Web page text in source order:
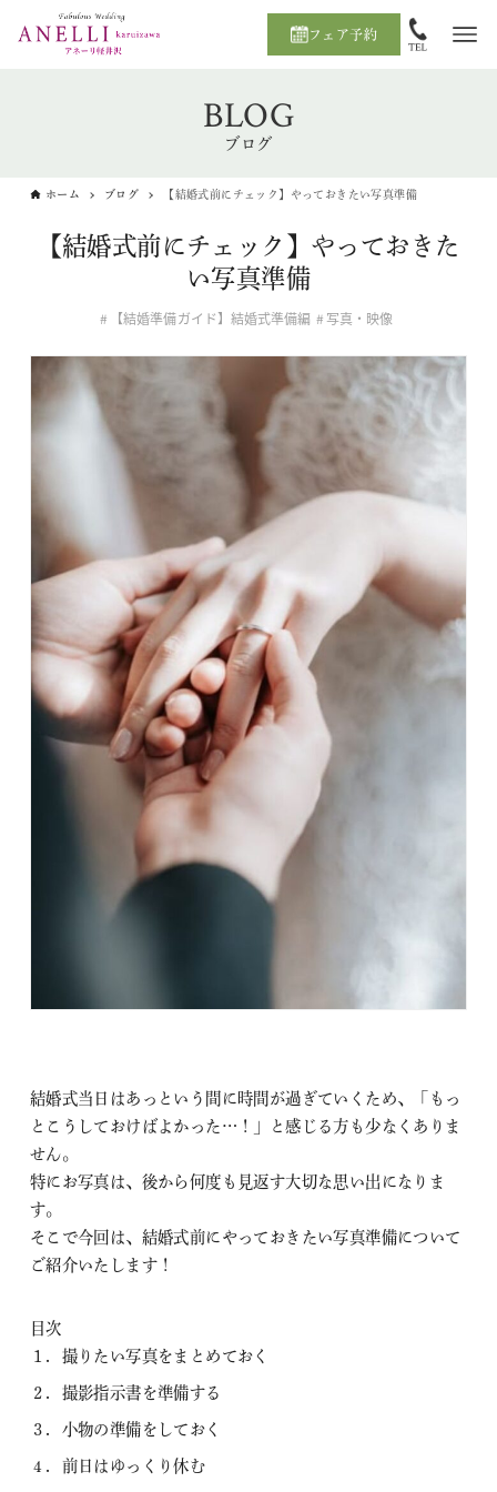
フェア予約
BLOG
ブログ
ホーム ブログ 【結婚式前にチェック】やっておきたい写真準備
【結婚式前にチェック】やっておきた
い写真準備
【結婚準備ガイド】結婚式準備編 写真・映像
結婚式当日はあっという間に時間が過ぎていくため、「もっ
とこうしておけばよかった…！」と感じる方も少なくありま
せん。
特にお写真は、後から何度も見返す大切な思い出になりま
す。
そこで今回は、結婚式前にやっておきたい写真準備について
ご紹介いたします！
目次
１．撮りたい写真をまとめておく
２．撮影指示書を準備する
３．小物の準備をしておく
４．前日はゆっくり休む